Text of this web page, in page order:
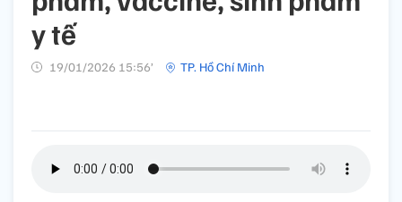
y tế
19/01/2026 15:56’ TP. Hồ Chí Minh